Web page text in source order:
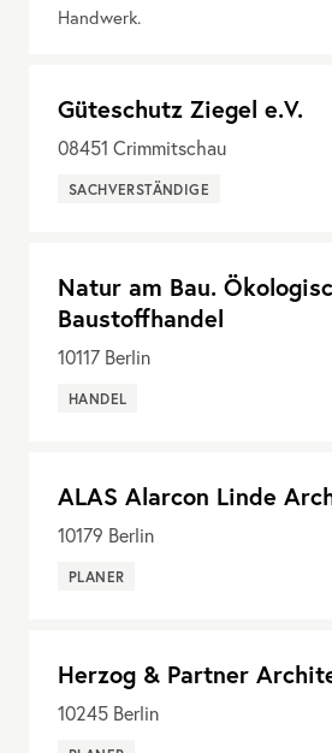
Handwerk.
Güteschutz Ziegel e.V.
08451 Crimmitschau
SACHVERSTÄNDIGE
Natur am Bau.
Baustoffhandel
10117 Berlin
HANDEL
ALAS Alarcon Linde
10179 Berlin
PLANER
Herzog & Partner
10245 Berlin